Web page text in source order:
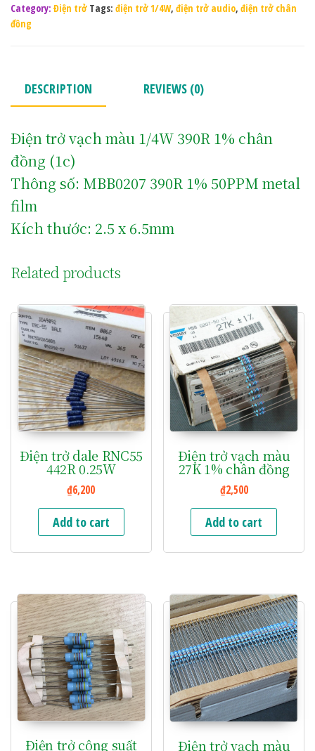
Category: Điện trở Tags: điện trở 1/4W, điện trở audio, điện trở chân
đồng
DESCRIPTION REVIEWS (0)
Điện trở vạch màu 1/4W 390R 1% chân
đồng (1c)
Thông số: MBB0207 390R 1% 50PPM metal
film
Kích thước: 2.5 x 6.5mm
Related products
Điện trở dale RNC55
442R 0.25W
₫6,200
Add to cart
Điện trở vạch màu
27K 1% chân đồng
₫2,500
Add to cart
Điện trở công suất Điện trở vạch màu